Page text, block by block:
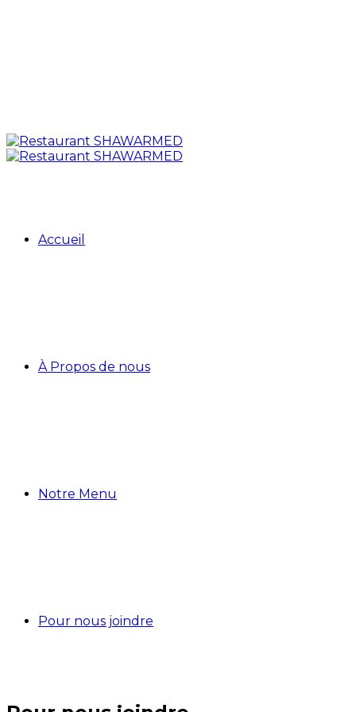
Accueil
À Propos de nous
Notre Menu
Pour nous joindre